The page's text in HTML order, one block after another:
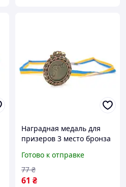
Наградная медаль для
призеров 3 место бронза
конкурсов и мероприятий
диаметр 6,5 см
Готово к отправке
61 ₴
77 ₴